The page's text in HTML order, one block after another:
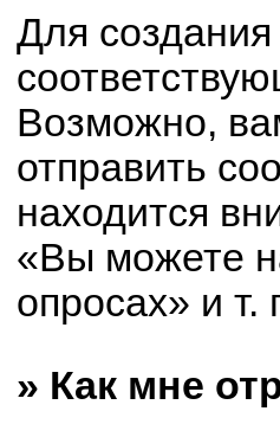
Для
Возможно,
отправить
находится
«Вы можете
опросах» и т.
» Как мне